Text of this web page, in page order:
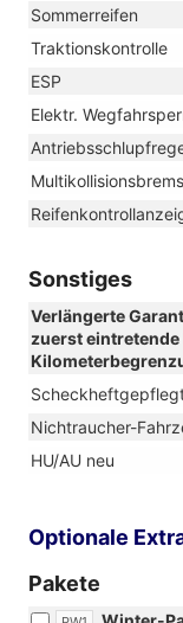
Sommerreifen
Traktionskontrolle
ESP
Elektr.
Sonstiges
Verlängerte
zuerst eintretende
Nichtraucher-
HU/AU neu
Optionale
Pakete